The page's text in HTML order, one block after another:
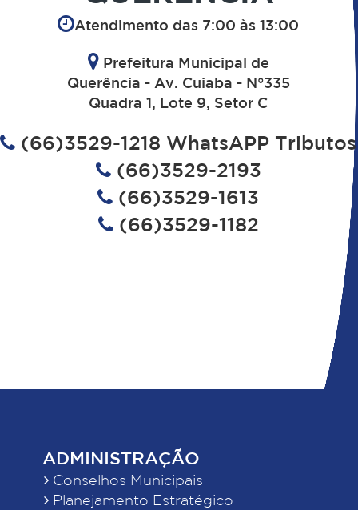
Atendimento das 7:00 às 13:00
Prefeitura Municipal de
Querência - Av. Cuiaba - N°335
Quadra 1, Lote 9, Setor C
(66)3529-1218 WhatsAPP Tributos
(66)3529-2193
(66)3529-1613
(66)3529-1182
ADMINISTRAÇÃO
Conselhos Municipais
Planejamento Estratégico